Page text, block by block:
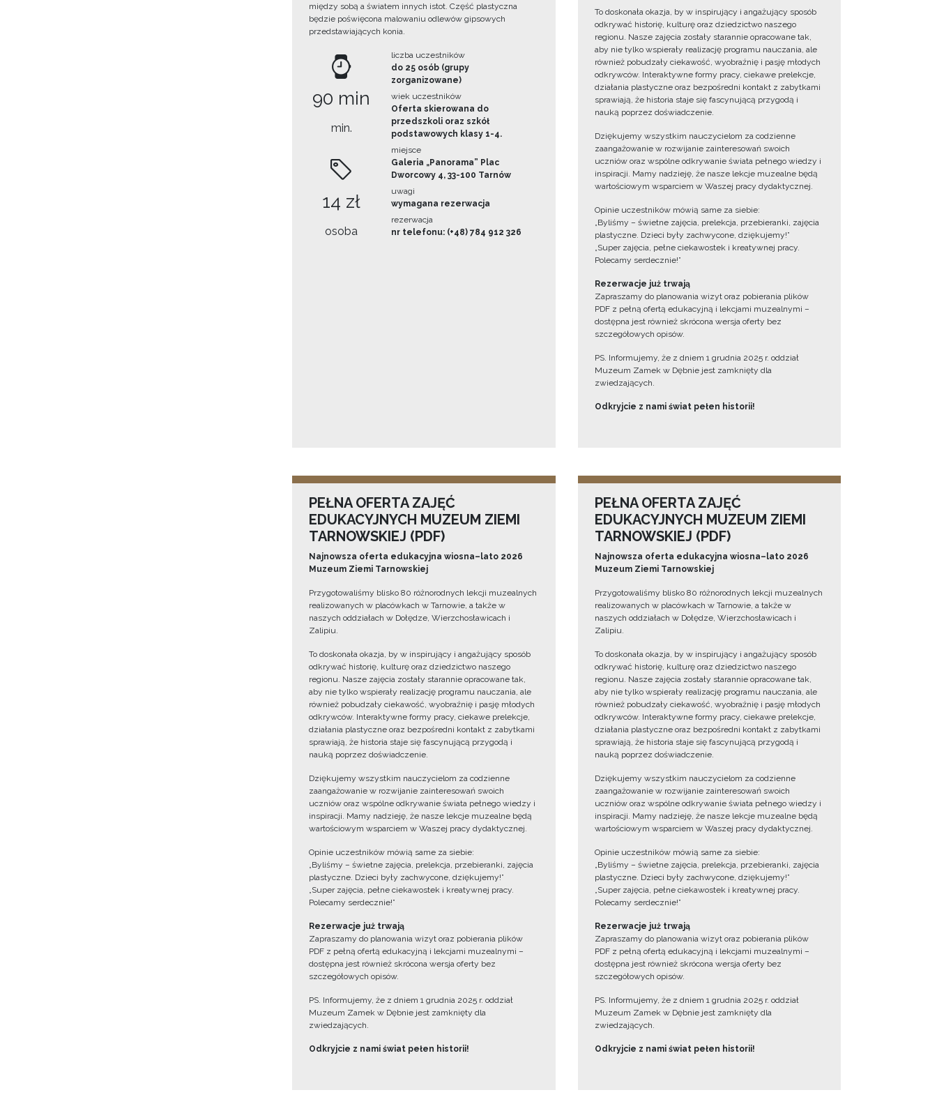
między sobą a światem innych istot. Część plastyczna
będzie poświęcona malowaniu odlewów gipsowych
przedstawiających konia.
90 min
min.
14 zł
osoba
liczba uczestników
do 25 osób (grupy
zorganizowane)
wiek uczestników
Oferta skierowana do
przedszkoli oraz szkół
podstawowych klasy 1-4.
miejsce
Galeria „Panorama” Plac
Dworcowy 4, 33-100 Tarnów
uwagi
wymagana rezerwacja
rezerwacja
nr telefonu: (+48) 784 912 326
To doskonała okazja, by w inspirujący i angażujący sposób
odkrywać historię, kulturę oraz dziedzictwo naszego
regionu. Nasze zajęcia zostały starannie opracowane tak,
aby nie tylko wspierały realizację programu nauczania, ale
również pobudzały ciekawość, wyobraźnię i pasję młodych
odkrywców. Interaktywne formy pracy, ciekawe prelekcje,
działania plastyczne oraz bezpośredni kontakt z zabytkami
sprawiają, że historia staje się fascynującą przygodą i
nauką poprzez doświadczenie.
Dziękujemy wszystkim nauczycielom za codzienne
zaangażowanie w rozwijanie zainteresowań swoich
uczniów oraz wspólne odkrywanie świata pełnego wiedzy i
inspiracji. Mamy nadzieję, że nasze lekcje muzealne będą
wartościowym wsparciem w Waszej pracy dydaktycznej.
Opinie uczestników mówią same za siebie:
„Byliśmy – świetne zajęcia, prelekcja, przebieranki, zajęcia
plastyczne. Dzieci były zachwycone, dziękujemy!”
„Super zajęcia, pełne ciekawostek i kreatywnej pracy.
Polecamy serdecznie!”
Rezerwacje już trwają
Zapraszamy do planowania wizyt oraz pobierania plików
PDF z pełną ofertą edukacyjną i lekcjami muzealnymi –
dostępna jest również skrócona wersja oferty bez
szczegółowych opisów.
PS. Informujemy, że z dniem 1 grudnia 2025 r. oddział
Muzeum Zamek w Dębnie jest zamknięty dla
zwiedzających.
Odkryjcie z nami świat pełen historii!
PEŁNA OFERTA ZAJĘĆ
EDUKACYJNYCH MUZEUM ZIEMI
TARNOWSKIEJ (PDF)
Najnowsza oferta edukacyjna wiosna–lato 2026
Muzeum Ziemi Tarnowskiej
Przygotowaliśmy blisko 80 różnorodnych lekcji muzealnych
realizowanych w placówkach w Tarnowie, a także w
naszych oddziałach w Dołędze, Wierzchosławicach i
Zalipiu.
To doskonała okazja, by w inspirujący i angażujący sposób
odkrywać historię, kulturę oraz dziedzictwo naszego
regionu. Nasze zajęcia zostały starannie opracowane tak,
aby nie tylko wspierały realizację programu nauczania, ale
również pobudzały ciekawość, wyobraźnię i pasję młodych
odkrywców. Interaktywne formy pracy, ciekawe prelekcje,
działania plastyczne oraz bezpośredni kontakt z zabytkami
sprawiają, że historia staje się fascynującą przygodą i
nauką poprzez doświadczenie.
Dziękujemy wszystkim nauczycielom za codzienne
zaangażowanie w rozwijanie zainteresowań swoich
uczniów oraz wspólne odkrywanie świata pełnego wiedzy i
inspiracji. Mamy nadzieję, że nasze lekcje muzealne będą
wartościowym wsparciem w Waszej pracy dydaktycznej.
Opinie uczestników mówią same za siebie:
„Byliśmy – świetne zajęcia, prelekcja, przebieranki, zajęcia
plastyczne. Dzieci były zachwycone, dziękujemy!”
„Super zajęcia, pełne ciekawostek i kreatywnej pracy.
Polecamy serdecznie!”
Rezerwacje już trwają
Zapraszamy do planowania wizyt oraz pobierania plików
PDF z pełną ofertą edukacyjną i lekcjami muzealnymi –
dostępna jest również skrócona wersja oferty bez
szczegółowych opisów.
PS. Informujemy, że z dniem 1 grudnia 2025 r. oddział
Muzeum Zamek w Dębnie jest zamknięty dla
zwiedzających.
Odkryjcie z nami świat pełen historii!
PEŁNA OFERTA ZAJĘĆ
EDUKACYJNYCH MUZEUM ZIEMI
TARNOWSKIEJ (PDF)
Najnowsza oferta edukacyjna wiosna–lato 2026
Muzeum Ziemi Tarnowskiej
Przygotowaliśmy blisko 80 różnorodnych lekcji muzealnych
realizowanych w placówkach w Tarnowie, a także w
naszych oddziałach w Dołędze, Wierzchosławicach i
Zalipiu.
To doskonała okazja, by w inspirujący i angażujący sposób
odkrywać historię, kulturę oraz dziedzictwo naszego
regionu. Nasze zajęcia zostały starannie opracowane tak,
aby nie tylko wspierały realizację programu nauczania, ale
również pobudzały ciekawość, wyobraźnię i pasję młodych
odkrywców. Interaktywne formy pracy, ciekawe prelekcje,
działania plastyczne oraz bezpośredni kontakt z zabytkami
sprawiają, że historia staje się fascynującą przygodą i
nauką poprzez doświadczenie.
Dziękujemy wszystkim nauczycielom za codzienne
zaangażowanie w rozwijanie zainteresowań swoich
uczniów oraz wspólne odkrywanie świata pełnego wiedzy i
inspiracji. Mamy nadzieję, że nasze lekcje muzealne będą
wartościowym wsparciem w Waszej pracy dydaktycznej.
Opinie uczestników mówią same za siebie:
„Byliśmy – świetne zajęcia, prelekcja, przebieranki, zajęcia
plastyczne. Dzieci były zachwycone, dziękujemy!”
„Super zajęcia, pełne ciekawostek i kreatywnej pracy.
Polecamy serdecznie!”
Rezerwacje już trwają
Zapraszamy do planowania wizyt oraz pobierania plików
PDF z pełną ofertą edukacyjną i lekcjami muzealnymi –
dostępna jest również skrócona wersja oferty bez
szczegółowych opisów.
PS. Informujemy, że z dniem 1 grudnia 2025 r. oddział
Muzeum Zamek w Dębnie jest zamknięty dla
zwiedzających.
Odkryjcie z nami świat pełen historii!